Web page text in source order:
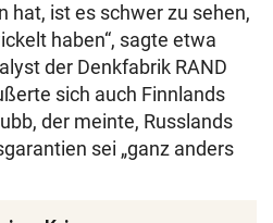
hat, ist es schwer zu sehen,
haben“, sagte etwa
der Denkfabrik RAND
sich auch Finnlands
der meinte, Russlands
sei „ganz anders